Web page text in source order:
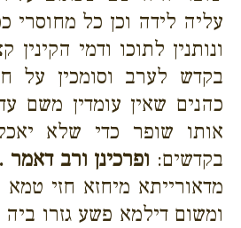
עליה לידה וכן כל מחוסרי
ונותנין לתוכו ודמי הקינין
בקדש לערב וסומכין על
כהנים שאין עומדין משם
אותו שופר כדי שלא
בקדשים: ופרכינן ורב דאמר .
מדאורייתא מיחזא חזי
ומשום דילמא פשע גזרו ביה